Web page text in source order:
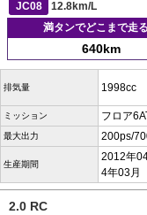
JC08 12.8km/L
満タンでどこまで走
640km
排気量 1998cc
ミッション フロア
最大出力 200ps/
生産期間
2012年
4年03月
2.0 RC